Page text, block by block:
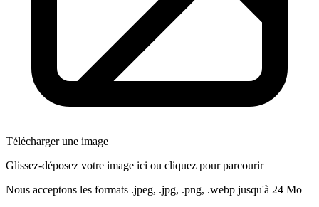
Télécharger une image
Glissez-déposez votre image ici ou cliquez pour parcourir
Nous acceptons les formats .jpeg, .jpg, .png, .webp jusqu'à 24 Mo